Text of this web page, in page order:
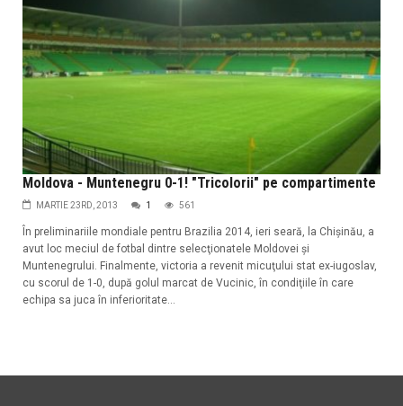
Moldova - Muntenegru 0-1! "Tricolorii" pe compartimente
MARTIE 23RD, 2013 1 561
În preliminariile mondiale pentru Brazilia 2014, ieri seară, la Chişinău, a
avut loc meciul de fotbal dintre selecţionatele Moldovei şi
Muntenegrului. Finalmente, victoria a revenit micuţului stat ex-iugoslav,
cu scorul de 1-0, după golul marcat de Vucinic, în condiţiile în care
echipa sa juca în inferioritate...